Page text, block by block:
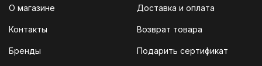
О магазине
Контакты
Бренды
Доставка и оплата
Возврат товара
Подарить сертификат